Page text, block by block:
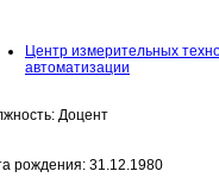
Центр измерительных
автоматизации
Доцент
рождения: 31.12.1980